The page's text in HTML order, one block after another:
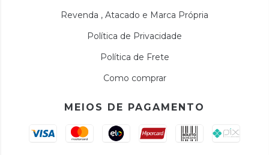
Revenda , Atacado e Marca Própria
Política de Privacidade
Política de Frete
Como comprar
MEIOS DE PAGAMENTO